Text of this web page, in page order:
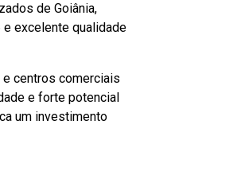
de Goiânia,
excelente qualidade
centros comerciais
e forte potencial
um investimento